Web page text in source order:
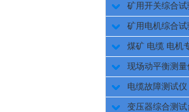
矿用开关综合试
矿用电机综合试
煤矿 电缆 电机
现场动平衡测量
电缆故障测试仪
变压器综合测试